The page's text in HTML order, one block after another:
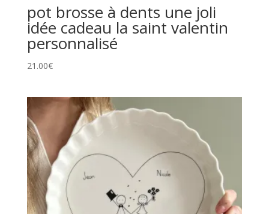
pot brosse à dents une joli
idée cadeau la saint valentin
personnalisé
21.00€